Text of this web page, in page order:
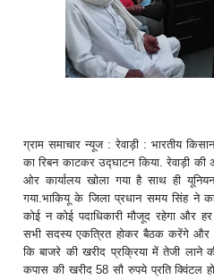
ग्राम समाचार न्यूज : रेवाड़ी : भारतीय
का रिबन काटकर उद्घाटन किया. रेवाड़ी
ओर कार्यालय खोला गया है साथ ही
गया.भाकियू के जिला प्रधान समय सिंह ने
कोई न कोई पदाधिकारी मौजूद रहेगा और
सभी सदस्य एकत्रित होकर बैठक करेंगे और
कि बाजरे की खरीद प्रक्रिया में तेजी लाने
कपास की खरीद 58 सौ रुपये प्रति क्विंटल